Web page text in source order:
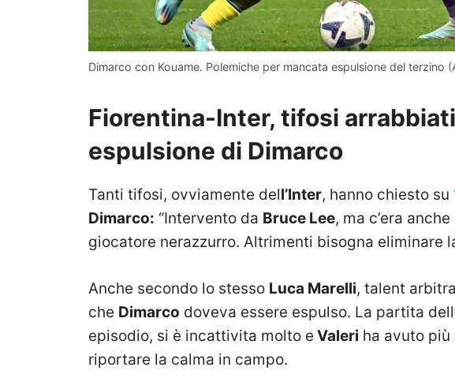
Dimarco con Kouame. Polemiche per mancata espulsione del terzino
Fiorentina-Inter, tifosi
espulsione di Dimarco
Tanti tifosi, ovviamente dell’Inter, hanno chiesto su
Dimarco: “Intervento da Bruce Lee, ma c’era
giocatore nerazzurro. Altrimenti bisogna eliminare
Anche secondo lo stesso Luca Marelli, talent
che Dimarco doveva essere espulso. La partita
episodio, si è incattivita molto e Valeri ha avuto
riportare la calma in campo.